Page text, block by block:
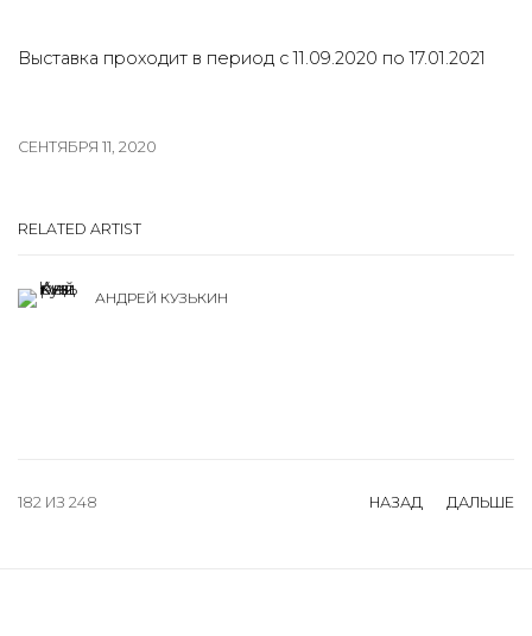
Выставка проходит в период с 11.09.2020 по 17.01.2021
СЕНТЯБРЯ 11, 2020
RELATED ARTIST
АНДРЕЙ КУЗЬКИН
НАЗАД ДАЛЬШЕ
182 ИЗ 248